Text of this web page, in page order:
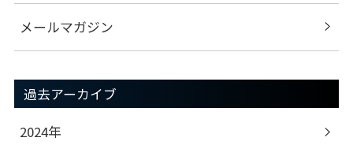
メールマガジン
過去アーカイブ
2024年